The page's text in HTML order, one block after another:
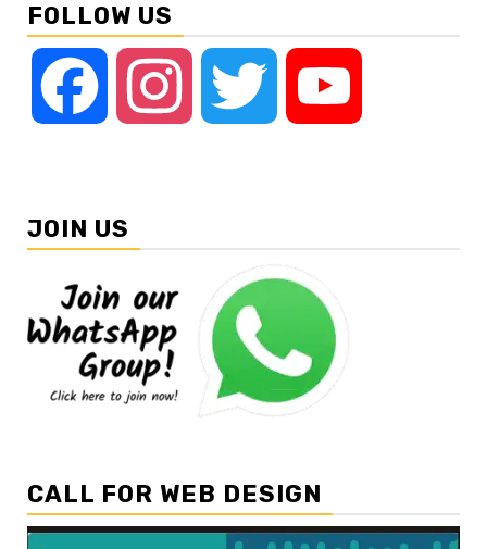
FOLLOW US
Facebook Instagram Twitter
JOIN US
CALL FOR WEB DESIGN